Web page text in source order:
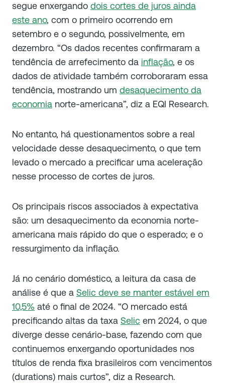
segue enxergando dois cortes de juros ainda
este ano, com o primeiro ocorrendo em
setembro e o segundo, possivelmente, em
dezembro. “Os dados recentes confirmaram a
tendência de arrefecimento da inflação, e os
dados de atividade também corroboraram essa
tendência, mostrando um desaquecimento da
economia norte-americana”, diz a EQI Research.
No entanto, há questionamentos sobre a real
velocidade desse desaquecimento, o que tem
levado o mercado a precificar uma aceleração
nesse processo de cortes de juros.
Os principais riscos associados à expectativa
são: um desaquecimento da economia norte-
americana mais rápido do que o esperado; e o
ressurgimento da inflação.
Já no cenário doméstico, a leitura da casa de
análise é que a Selic deve se manter estável em
10,5% até o final de 2024. “O mercado está
precificando altas da taxa Selic em 2024, o que
diverge desse cenário-base, fazendo com que
continuemos enxergando oportunidades nos
títulos de renda fixa brasileiros com vencimentos
(durations) mais curtos”, diz a Research.